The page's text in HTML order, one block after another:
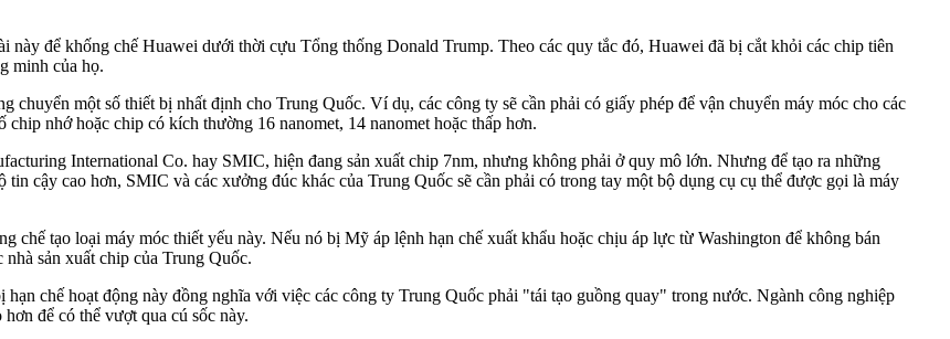
này để khống chế Huawei dưới thời cựu Tổng thống Donald Trump. Theo các quy tắc đó, Huawei đã bị cắt khỏi các chip tiên
minh của họ.
chuyển một số thiết bị nhất định cho Trung Quốc. Ví dụ, các công ty sẽ cần phải có giấy phép để vận chuyển máy móc cho các
nhớ hoặc chip có kích thường 16 nanomet, 14 nanomet hoặc thấp hơn.
International Co. hay SMIC, hiện đang sản xuất chip 7nm, nhưng không phải ở quy mô lớn. Nhưng để tạo ra những
cậy cao hơn, SMIC và các xưởng đúc khác của Trung Quốc sẽ cần phải có trong tay một bộ dụng cụ cụ thể được gọi là máy
chế tạo loại máy móc thiết yếu này. Nếu nó bị Mỹ áp lệnh hạn chế xuất khẩu hoặc chịu áp lực từ Washington để không bán
sản xuất chip của Trung Quốc.
hạn chế hoạt động này đồng nghĩa với việc các công ty Trung Quốc phải "tái tạo guồng quay" trong nước. Ngành công nghiệp
để có thể vượt qua cú sốc này.